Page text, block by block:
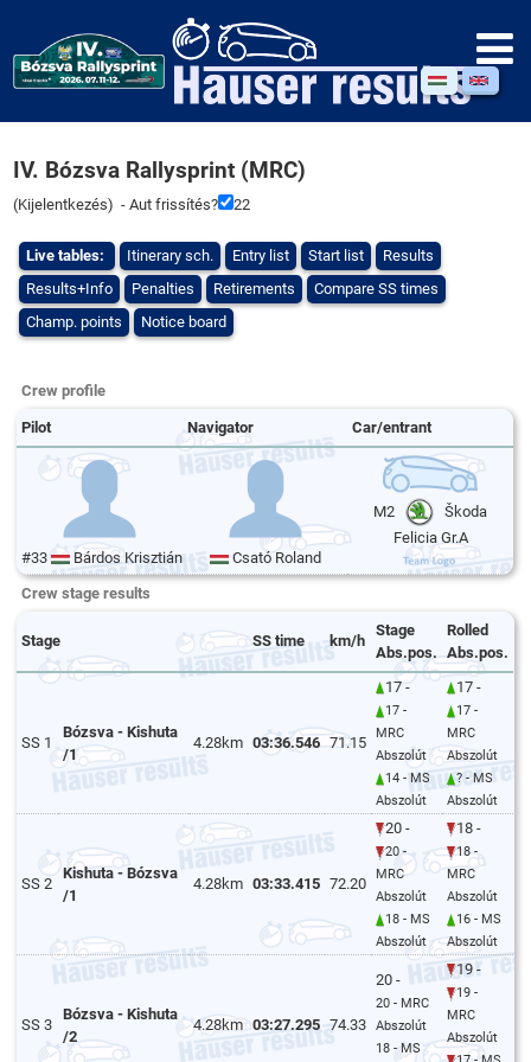
IV. Bózsva Rallysprint (MRC)
(Kijelentkezés) - Aut frissítés? 21
Live tables: Itinerary sch. Entry list Start list
Results
Results+Info
Penalties Retirements
Compare SS times
Champ. points
Notice board
Crew profile
Pilot Navigator Car/entrant
#33 Bárdos Krisztián Csató Roland
M2
Škoda
Felicia Gr.A
Crew stage results
Stage SS time km/h
Stage
Abs.pos.
Rolled
Abs.pos.
SS 1
Bózsva - Kishuta
/1
4.28km 03:36.546 71.15
17 -
17 -
MRC
Abszolút
14 - MS
Abszolút
17 -
17 -
MRC
Abszolút
? - MS
Abszolút
SS 2
Kishuta - Bózsva
/1
4.28km 03:33.415 72.20
20 -
20 -
MRC
Abszolút
18 - MS
Abszolút
18 -
18 -
MRC
Abszolút
16 - MS
Abszolút
SS 3
Bózsva - Kishuta
/2
4.28km 03:27.295 74.33
20 -
20 - MRC
Abszolút
18 - MS
19 -
19 -
MRC
Abszolút